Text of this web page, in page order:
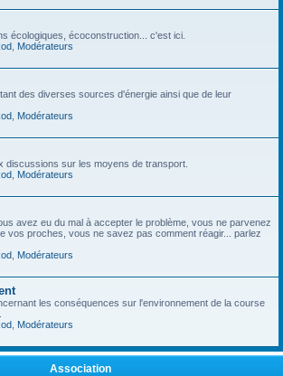
écologiques, écoconstruction... c'est ici.
Modérateurs
des diverses sources d'énergie ainsi que de leur
Modérateurs
discussions sur les moyens de transport.
Modérateurs
avez eu du mal à accepter le problème, vous ne parvenez
vos proches, vous ne savez pas comment réagir... parlez
Modérateurs
les conséquences sur l'environnement de la course
Modérateurs
Association